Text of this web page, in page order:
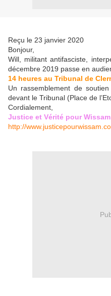
Reçu le 23 janvier 2020
Bonjour,
Will, militant antifasciste,
décembre 2019 passe en
14 heures au Tribunal de
Un rassemblement de
devant le Tribunal (Place de
Cordialement,
Justice et Vérité pour Wissam
http://